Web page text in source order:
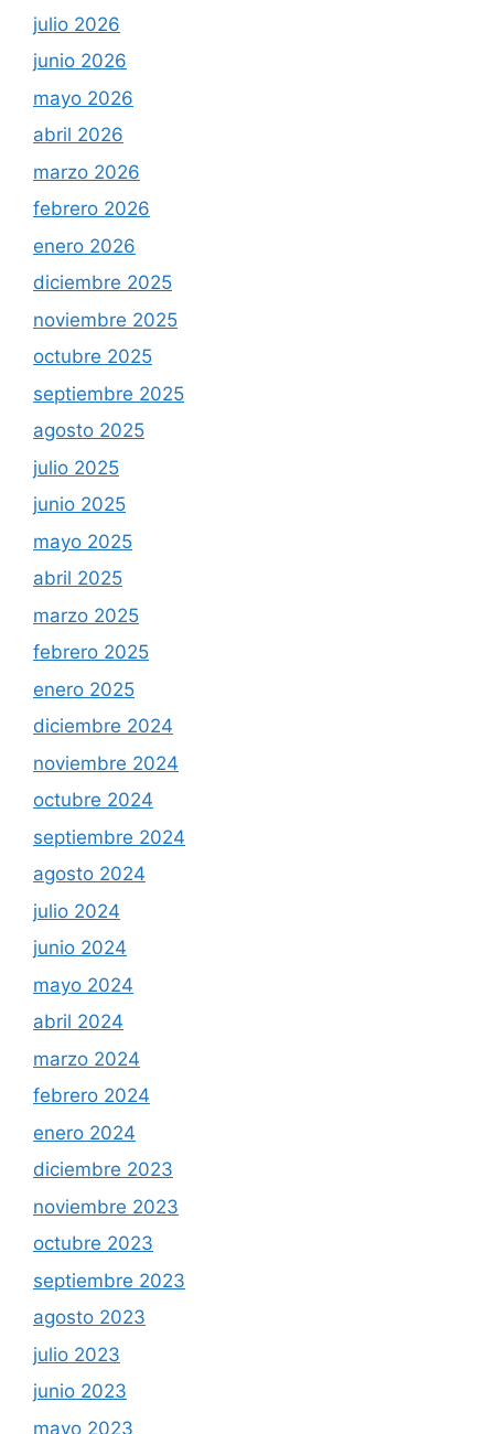
julio 2026
junio 2026
mayo 2026
abril 2026
marzo 2026
febrero 2026
enero 2026
diciembre 2025
noviembre 2025
octubre 2025
septiembre 2025
agosto 2025
julio 2025
junio 2025
mayo 2025
abril 2025
marzo 2025
febrero 2025
enero 2025
diciembre 2024
noviembre 2024
octubre 2024
septiembre 2024
agosto 2024
julio 2024
junio 2024
mayo 2024
abril 2024
marzo 2024
febrero 2024
enero 2024
diciembre 2023
noviembre 2023
octubre 2023
septiembre 2023
agosto 2023
julio 2023
junio 2023
mayo 2023